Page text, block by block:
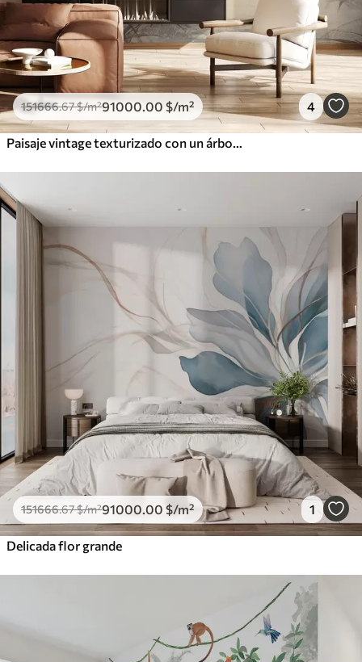
151666.67$/m²91000 .00 $/m² 4
151666.67$/m²91000 .00 $/m² 1
Delicada flor grande